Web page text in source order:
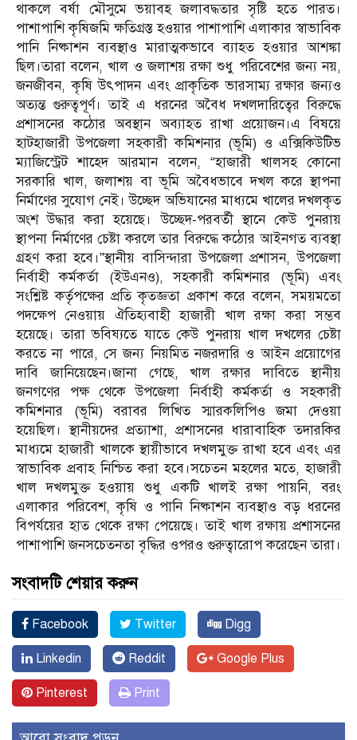
থাকলে বর্ষা মৌসুমে ভয়াবহ জলাবদ্ধতার সৃষ্টি হতে পারত।
পাশাপাশি কৃষিজমি ক্ষতিগ্রস্ত হওয়ার পাশাপাশি এলাকার স্বাভাবিক
পানি নিষ্কাশন ব্যবস্থাও মারাত্মকভাবে ব্যাহত হওয়ার আশঙ্কা
ছিল।তারা বলেন, খাল ও জলাশয় রক্ষা শুধু পরিবেশের জন্য নয়,
জনজীবন, কৃষি উৎপাদন এবং প্রাকৃতিক ভারসাম্য রক্ষার জন্যও
অত্যন্ত গুরুত্বপূর্ণ। তাই এ ধরনের অবৈধ দখলদারিত্বের বিরুদ্ধে
প্রশাসনের কঠোর অবস্থান অব্যাহত রাখা প্রয়োজন।এ বিষয়ে
হাটহাজারী উপজেলা সহকারী কমিশনার (ভূমি) ও এক্সিকিউটিভ
ম্যাজিস্ট্রেট শাহেদ আরমান বলেন, “হাজারী খালসহ কোনো
সরকারি খাল, জলাশয় বা ভূমি অবৈধভাবে দখল করে স্থাপনা
নির্মাণের সুযোগ নেই। উচ্ছেদ অভিযানের মাধ্যমে খালের দখলকৃত
অংশ উদ্ধার করা হয়েছে। উচ্ছেদ-পরবর্তী স্থানে কেউ পুনরায়
স্থাপনা নির্মাণের চেষ্টা করলে তার বিরুদ্ধে কঠোর আইনগত ব্যবস্থা
গ্রহণ করা হবে।”স্থানীয় বাসিন্দারা উপজেলা প্রশাসন, উপজেলা
নির্বাহী কর্মকর্তা (ইউএনও), সহকারী কমিশনার (ভূমি) এবং
সংশ্লিষ্ট কর্তৃপক্ষের প্রতি কৃতজ্ঞতা প্রকাশ করে বলেন, সময়মতো
পদক্ষেপ নেওয়ায় ঐতিহ্যবাহী হাজারী খাল রক্ষা করা সম্ভব
হয়েছে। তারা ভবিষ্যতে যাতে কেউ পুনরায় খাল দখলের চেষ্টা
করতে না পারে, সে জন্য নিয়মিত নজরদারি ও আইন প্রয়োগের
দাবি জানিয়েছেন।জানা গেছে, খাল রক্ষার দাবিতে স্থানীয়
জনগণের পক্ষ থেকে উপজেলা নির্বাহী কর্মকর্তা ও সহকারী
কমিশনার (ভূমি) বরাবর লিখিত স্মারকলিপিও জমা দেওয়া
হয়েছিল। স্থানীয়দের প্রত্যাশা, প্রশাসনের ধারাবাহিক তদারকির
মাধ্যমে হাজারী খালকে স্থায়ীভাবে দখলমুক্ত রাখা হবে এবং এর
স্বাভাবিক প্রবাহ নিশ্চিত করা হবে।সচেতন মহলের মতে, হাজারী
খাল দখলমুক্ত হওয়ায় শুধু একটি খালই রক্ষা পায়নি, বরং
এলাকার পরিবেশ, কৃষি ও পানি নিষ্কাশন ব্যবস্থাও বড় ধরনের
বিপর্যয়ের হাত থেকে রক্ষা পেয়েছে। তাই খাল রক্ষায় প্রশাসনের
পাশাপাশি জনসচেতনতা বৃদ্ধির ওপরও গুরুত্বারোপ করেছেন তারা।
সংবাদটি শেয়ার করুন
Facebook Twitter Digg
Linkedin Reddit Google Plus
Pinterest Print